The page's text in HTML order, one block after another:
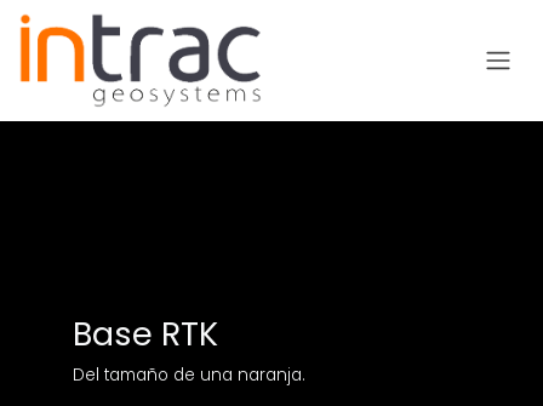
Base RTK
Del tamaño de una naranja.